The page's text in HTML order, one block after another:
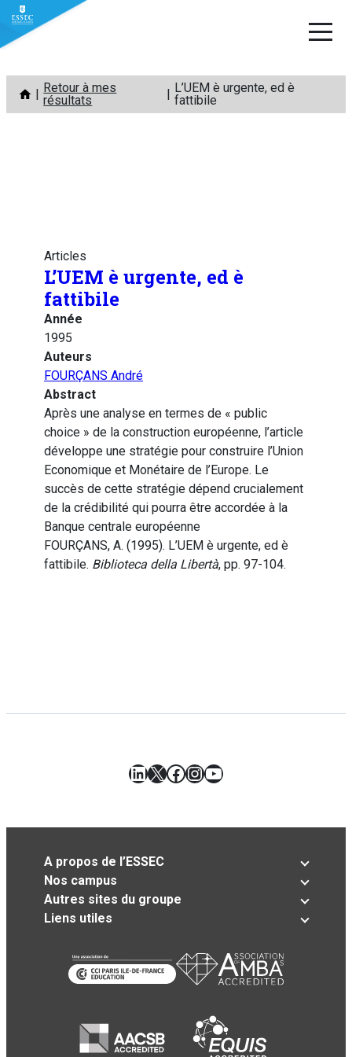
Aller
contenu
Retour à mes
résultats
L’UEM è urgente, ed è
fattibile
Articles
L’UEM è urgente, ed è
fattibile
Année
1995
Auteurs
FOURÇANS André
Abstract
Après une analyse en termes de « public
choice » de la construction européenne, l’article
développe une stratégie pour construire l’Union
Economique et Monétaire de l’Europe. Le
succès de cette stratégie dépend crucialement
de la crédibilité qui pourra être accordée à la
Banque centrale européenne
FOURÇANS, A. (1995). L’UEM è urgente, ed è
fattibile. Biblioteca della Libertà, pp. 97-104.
LinkedIn
X Facebook
Instagram
YouTube
A propos de l’ESSEC
Nos campus
Autres sites du groupe
Liens utiles